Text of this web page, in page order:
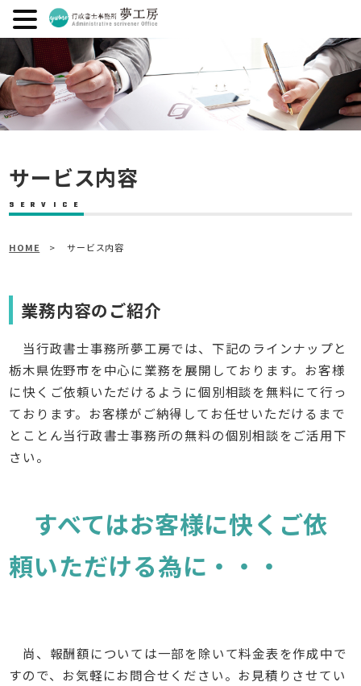
サービス内容
HOME > サービス内容
業務内容のご紹介
当行政書士事務所夢工房では、下記のラインナップと
栃木県佐野市を中心に業務を展開しております。お客様
に快くご依頼いただけるように個別相談を無料にて行っ
ております。お客様がご納得してお任せいただけるまで
とことん当行政書士事務所の無料の個別相談をご活用下
さい。
すべてはお客様に快くご依
頼いただける為に・・・
尚、報酬額については一部を除いて料金表を作成中で
すので、お気軽にお問合せください。お見積りさせてい